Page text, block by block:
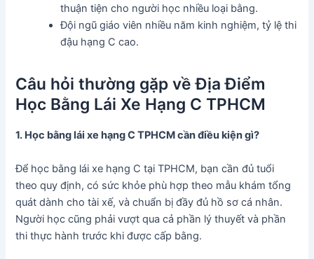
thuận tiện cho người học nhiều loại bằng.
Đội ngũ giáo viên nhiều năm kinh nghiệm, tỷ lệ thi
đậu hạng C cao.
Câu hỏi thường gặp về Địa Điểm
Học Bằng Lái Xe Hạng C TPHCM
1. Học bằng lái xe hạng C TPHCM cần điều kiện gì?
Để học bằng lái xe hạng C tại TPHCM, bạn cần đủ tuổi
theo quy định, có sức khỏe phù hợp theo mẫu khám tổng
quát dành cho tài xế, và chuẩn bị đầy đủ hồ sơ cá nhân.
Người học cũng phải vượt qua cả phần lý thuyết và phần
thi thực hành trước khi được cấp bằng.